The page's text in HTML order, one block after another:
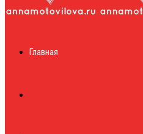
журналГлавная